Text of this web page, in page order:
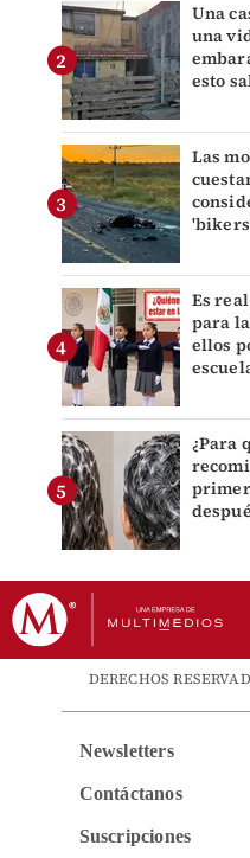
Una
una
esto
Las
Es
para
ellos
¿Para
DERECHOS
Newsletters
Contáctanos
Suscripciones